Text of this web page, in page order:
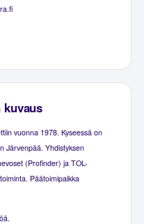
vuonna 1978. Kyseessä on
Järvenpää. Yhdistyksen
(Profinder) ja TOL-
Päätoimipaikka